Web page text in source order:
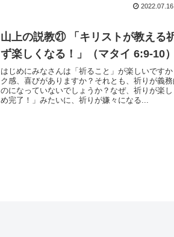
2022.07.16
山上の説教㉑ 「キリストが教える
ず楽しくなる！」（マタイ 6:9-10）
はじめにみなさんは「祈ること」が楽しいです
ク感、喜びがありますか？それとも、祈りが義
のになっていないでしょうか？なぜ、祈りが楽
め完了！」みたいに、祈りが嫌々になる...